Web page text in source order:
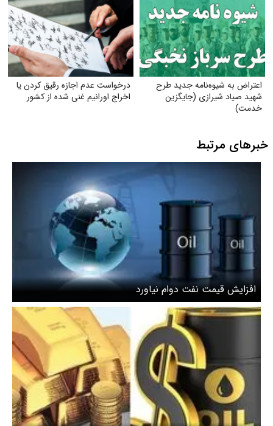
اعتراض به شیوه‌نامه جدید طرح
شهید صیاد شیرازی (جایگزین
خدمت)
درخواست عدم اجازه رقیق کردن یا
اخراج اورانیم غنی شده از کشور
خبرهای مرتبط
افزایش قیمت نفت دوام نیاورد